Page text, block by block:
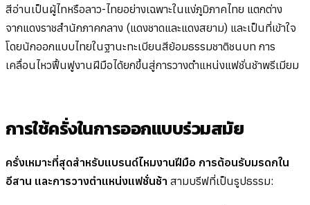
สีอ่านเป็นผู้ไทหรือลาว-ไทยอย่างเฉพาะในแง่ภูมิภาคไทย แตกต่าง
จากแดงราชสำนักภาคกลาง (แดงชาดและแดงสยาม) และเป็นที่เข้าใจ
โดยนักออกแบบไทยในฐานะทะเบียนสีย้อมธรรมชาติชนบท การ
เคลื่อนไหวฟื้นฟูงานฝีมือได้ยกขึ้นสู่การวางตำแหน่งแฟชั่นช้าพรีเมียม
การใช้ครั่งในการออกแบบร่วมสมัย
ครั่งเหมาะที่สุดสำหรับแบรนด์ไหมงานฝีมือ การต้อนรับมรดกใน
อีสาน และการวางตำแหน่งแฟชั่นช้า สามบรีฟที่เป็นรูปธรรม: